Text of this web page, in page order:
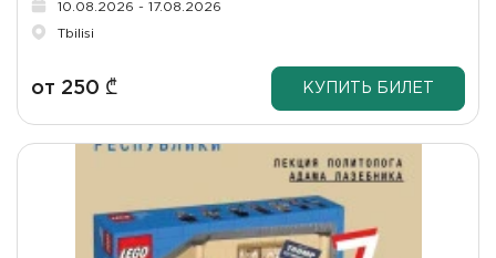
10.08.2026 - 17.08.2026
Tbilisi
от 250 ₾ КУПИТЬ БИЛЕТ